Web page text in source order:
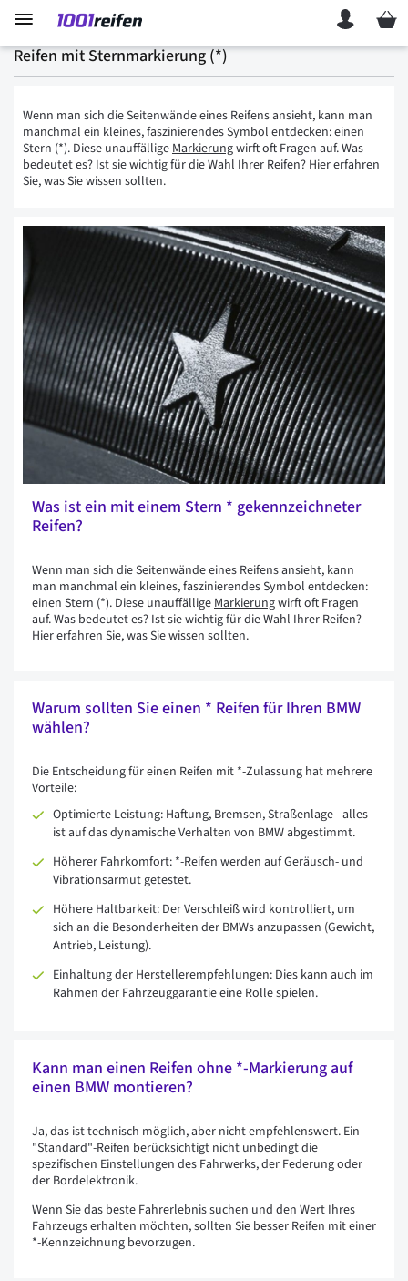
Mein
Reifen mit Sternmarkierung (*)
Wenn man sich die Seitenwände eines Reifens ansieht, kann man
manchmal ein kleines, faszinierendes Symbol entdecken: einen
Stern (*). Diese unauffälligeMarkierungwirft oft Fragen auf. Was
bedeutet es? Ist sie wichtig für die Wahl Ihrer Reifen? Hier erfahren
Sie, was Sie wissen sollten.
Was ist ein mit einem Stern * gekennzeichneter
Reifen?
Wenn man sich die Seitenwände eines Reifens ansieht, kann
man manchmal ein kleines, faszinierendes Symbol entdecken:
einen Stern (*). Diese unauffälligeMarkierungwirft oft Fragen
auf. Was bedeutet es? Ist sie wichtig für die Wahl Ihrer Reifen?
Hier erfahren Sie, was Sie wissen sollten.
Warum sollten Sie einen * Reifen für Ihren BMW
wählen?
Die Entscheidung für einen Reifen mit *-Zulassung hat mehrere
Vorteile:
Optimierte Leistung: Haftung, Bremsen, Straßenlage - alles
ist auf das dynamische Verhalten von BMW abgestimmt.
Höherer Fahrkomfort: *-Reifen werden auf Geräusch- und
Vibrationsarmut getestet.
Höhere Haltbarkeit: Der Verschleiß wird kontrolliert, um
sich an die Besonderheiten der BMWs anzupassen (Gewicht,
Antrieb, Leistung).
Einhaltung der Herstellerempfehlungen: Dies kann auch im
Rahmen der Fahrzeuggarantie eine Rolle spielen.
Kann man einen Reifen ohne *-Markierung auf
einen BMW montieren?
Ja, das ist technisch möglich, aber nicht empfehlenswert. Ein
"Standard"-Reifen berücksichtigt nicht unbedingt die
spezifischen Einstellungen des Fahrwerks, der Federung oder
der Bordelektronik.
Wenn Sie das beste Fahrerlebnis suchen und den Wert Ihres
Fahrzeugs erhalten möchten, sollten Sie besser Reifen mit einer
*-Kennzeichnung bevorzugen.